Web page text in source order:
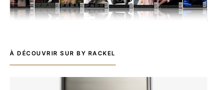
À DÉCOUVRIR SUR BY RACKEL